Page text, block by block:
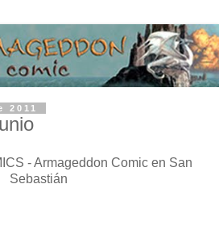
2011
- Armageddon Comic en San
Sebastián